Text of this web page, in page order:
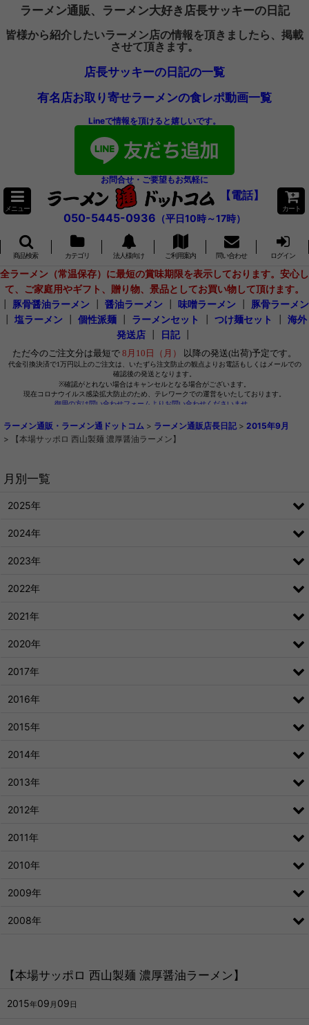
ラーメン通販、ラーメン大好き店長サッキーの日記
皆様から紹介したいラーメン店の情報を頂きましたら、掲載
させて頂きます。
店長サッキーの日記の一覧
有名店お取り寄せラーメンの食レポ動画一覧
Lineで情報を頂けると嬉しいです。
お問合せ・ご要望もお気軽に
メニュー
【電話】
050-5445-0936 （平日10時～17時）
カート
商品検索 カテゴリ 法人様向け ご利用案内 問い合わせ ログイン
全ラーメン（常温保存）に最短の賞味期限を表示しております。安心し
て、ご家庭用やギフト、贈り物、景品としてお買い物して頂けます。
豚骨醤油ラーメン 醤油ラーメン 味噌ラーメン
豚骨ラーメン
塩ラーメン 個性派麺 ラーメンセット つけ麺セット
海外
発送店
日記┃
ラーメン通販・ラーメン通ドットコム > ラーメン通販店長日記 > 2015年9月
>
【本場サッポロ 西山製麺 濃厚醤油ラーメン】
【本場サッポロ 西山製麺 濃厚醤油ラーメン】
2015年09 月 09 日
月別一覧
2025年
2024年
2023年
2022年
2021年
2020年
2017年
2016年
2015年
2014年
2013年
2012年
2011年
2010年
2009年
2008年